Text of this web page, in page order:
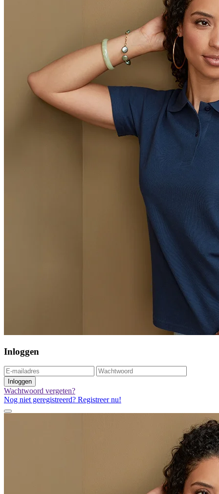
Inloggen
Inloggen
Wachtwoord vergeten?
Nog niet geregistreerd? Registreer nu!